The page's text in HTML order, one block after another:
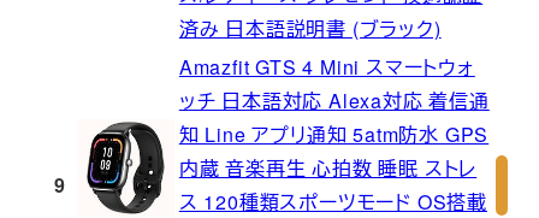
済み 日本語説明書 (ブラック)
9
Amazfit GTS 4 Mini スマートウォ
ッチ 日本語対応 Alexa対応 着信通
知 Line アプリ通知 5atm防水 GPS
内蔵 音楽再生 心拍数 睡眠 ストレ
ス 120種類スポーツモード OS搭載